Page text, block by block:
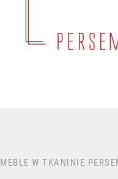
MEBLE W TKANINIE